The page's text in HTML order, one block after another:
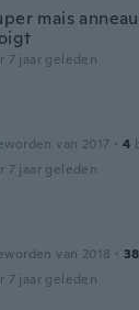
mais
7 jaar geleden
van 2017 · 4
7 jaar geleden
van 2018 · 38
7 jaar geleden